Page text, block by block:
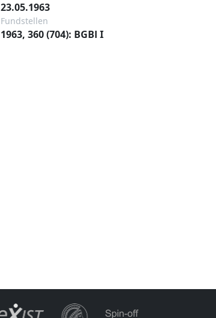
23.05.1963
Fundstellen
1963, 360 (704): BGBl I